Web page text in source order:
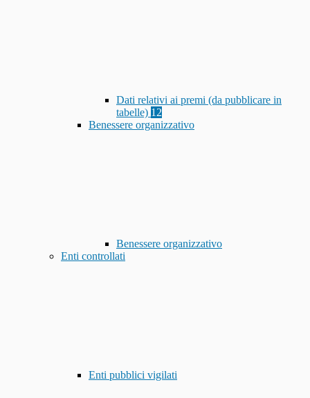
Dati relativi ai premi (da pubblicare in
tabelle) 12
Benessere organizzativo
Benessere organizzativo
Enti controllati
Enti pubblici vigilati